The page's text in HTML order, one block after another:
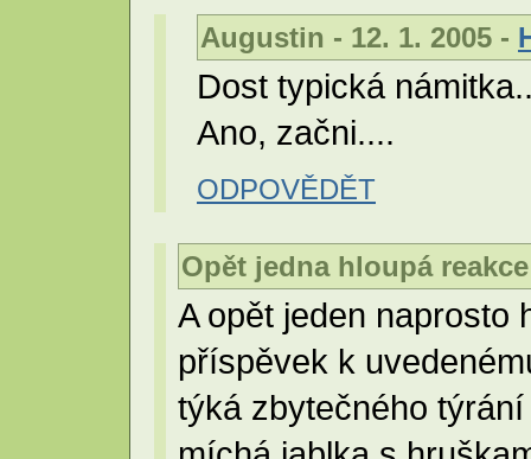
Augustin - 12. 1. 2005 -
Dost typická
Ano, začni....
ODPOVĚDĚT
Opět jedna hloupá
A opět jeden naprosto
příspěvek k
týká zbytečného